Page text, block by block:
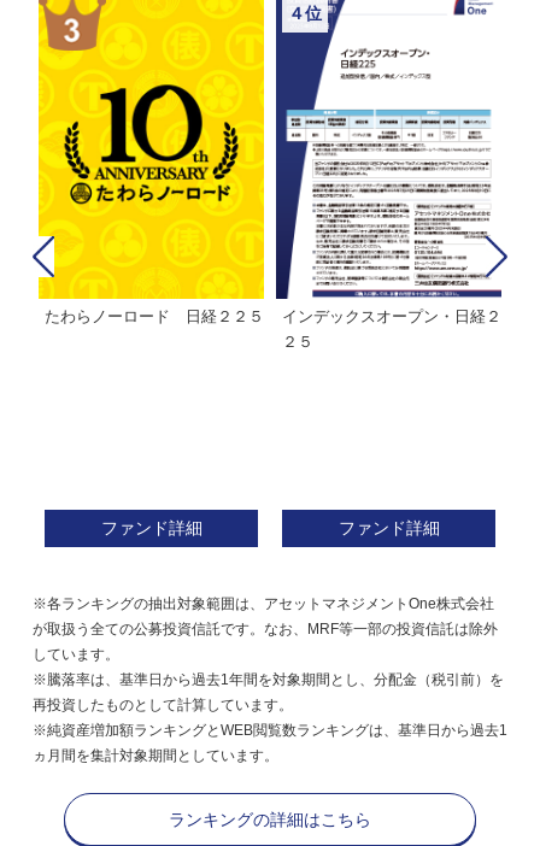
たわらノーロード 日経２２５
ファンド詳細
４位
インデックスオープン・日経２
２５
ファンド詳細
※各ランキングの抽出対象範囲は、アセットマネジメントOne株式会社
が取扱う全ての公募投資信託です。なお、MRF等一部の投資信託は除外
しています。
※騰落率は、基準日から過去1年間を対象期間とし、分配金（税引前）を
再投資したものとして計算しています。
※純資産増加額ランキングとWEB閲覧数ランキングは、基準日から過去1
ヵ月間を集計対象期間としています。
ランキングの詳細はこちら